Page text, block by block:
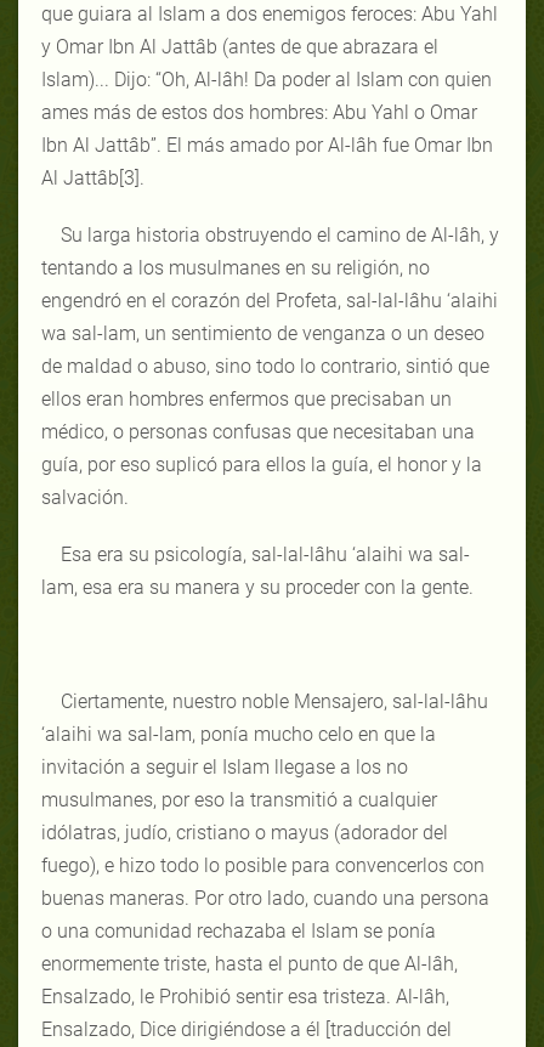
que guiara al Islam a dos enemigos feroces: Abu Yahl
y Omar Ibn Al Jattâb (antes de que abrazara el
Islam)... Dijo: “Oh, Al-lâh! Da poder al Islam con quien
ames más de estos dos hombres: Abu Yahl o Omar
Ibn Al Jattâb”. El más amado por Al-lâh fue Omar Ibn
Al Jattâb[3].
Su larga historia obstruyendo el camino de Al-lâh, y
tentando a los musulmanes en su religión, no
engendró en el corazón del Profeta, sal-lal-lâhu ‘alaihi
wa sal-lam, un sentimiento de venganza o un deseo
de maldad o abuso, sino todo lo contrario, sintió que
ellos eran hombres enfermos que precisaban un
médico, o personas confusas que necesitaban una
guía, por eso suplicó para ellos la guía, el honor y la
salvación.
Esa era su psicología, sal-lal-lâhu ‘alaihi wa sal-
lam, esa era su manera y su proceder con la gente.
Ciertamente, nuestro noble Mensajero, sal-lal-lâhu
‘alaihi wa sal-lam, ponía mucho celo en que la
invitación a seguir el Islam llegase a los no
musulmanes, por eso la transmitió a cualquier
idólatras, judío, cristiano o mayus (adorador del
fuego), e hizo todo lo posible para convencerlos con
buenas maneras. Por otro lado, cuando una persona
o una comunidad rechazaba el Islam se ponía
enormemente triste, hasta el punto de que Al-lâh,
Ensalzado, le Prohibió sentir esa tristeza. Al-lâh,
Ensalzado, Dice dirigiéndose a él [traducción del